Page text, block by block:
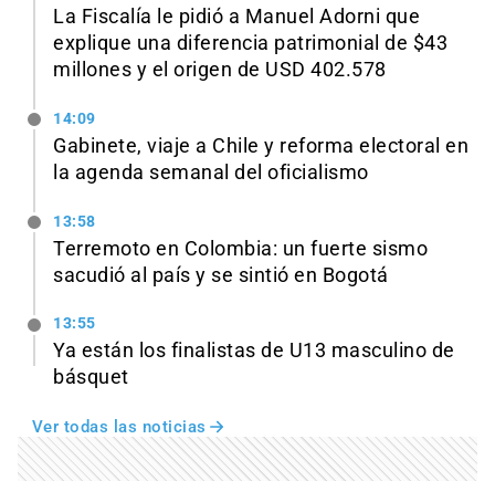
La Fiscalía le pidió a Manuel Adorni que
explique una diferencia patrimonial de $43
millones y el origen de USD 402.578
14:09
Gabinete, viaje a Chile y reforma electoral en
la agenda semanal del oficialismo
13:58
Terremoto en Colombia: un fuerte sismo
sacudió al país y se sintió en Bogotá
13:55
Ya están los finalistas de U13 masculino de
básquet
Ver todas las noticias